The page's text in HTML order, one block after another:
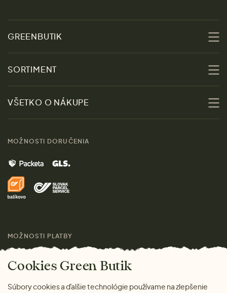
GREENBUTIK
Udržateľnosť
Kontakt
Značky
Pre médiá
SORTIMENT
Zľavy
Ženy
Muži
Domov
Darčeky
VŠETKO O NÁKUPE
Doprava a platba
MOŽNOSTI DORUČENIA
MOŽNOSTI PLATBY
Cookies Green Butik
Súbory cookies a ďalšie technológie používame na zlepšenie